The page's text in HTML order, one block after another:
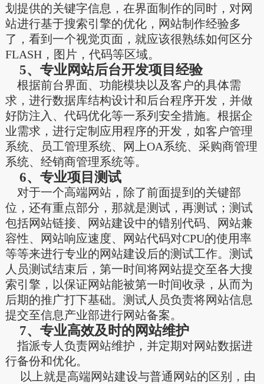
划提供的关键字信息，在界面制作的同时，对网
站进行基于搜索引擎的优化，网站制作经验多
了，看到一个视觉页面，就应该很熟练如何区分
FLASH，图片，代码等区域。
5、专业网站后台开发项目经验
根据前台界面、功能模块以及客户的具体需
求，进行数据库结构设计和后台程序开发，并做
好防注入、代码优化等一系列安全措施。根据企
业需求，进行定制应用程序的开发，如客户管理
系统、员工管理系统、网上OA系统、采购商管理
系统、经销商管理系统等。
6、专业项目测试
对于一个高端网站，除了前面提到的关键部
位，还有重点部分，那就是测试，再测试；测试
包括网站链接、网站建设中的错别代码、网站兼
容性、网站响应速度、网站代码对CPU的使用率
等等来进行专业的网站建设后的测试工作。测试
人员测试结束后，第一时间将网站提交至各大搜
索引擎，以保证网站能被第一时间收录，从而为
后期的推广打下基础。测试人员负责将网站信息
提交至信息产业部进行网站备案。
7、专业高效及时的网站维护
指派专人负责网站维护，并定期对网站数据进
行备份和优化。
以上就是高端网站建设与普通网站的区别，由